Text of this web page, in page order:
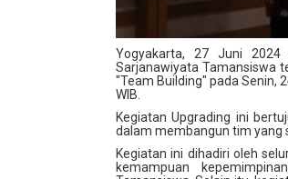
Yogyakarta, 27 Juni 2024
Sarjanawiyata Tamansiswa
"Team Building" pada Senin,
WIB.
Kegiatan Upgrading ini
dalam membangun tim yang
Kegiatan ini dihadiri oleh
kemampuan